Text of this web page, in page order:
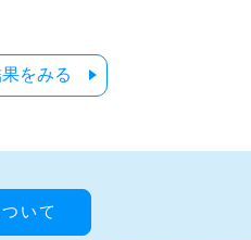
をみる
いて